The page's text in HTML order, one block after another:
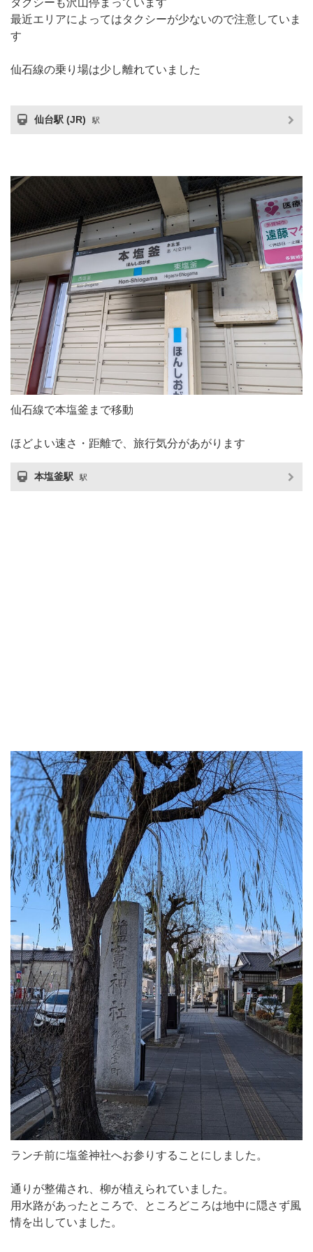
タクシーも沢山停まっています
最近エリアによってはタクシーが少ないので注意していま
す
仙石線の乗り場は少し離れていました
仙台駅 (JR) 駅
仙石線で本塩釜まで移動
ほどよい速さ・距離で、旅行気分があがります
本塩釜駅 駅
ランチ前に塩釜神社へお参りすることにしました。
通りが整備され、柳が植えられていました。
用水路があったところで、ところどころは地中に隠さず風
情を出していました。